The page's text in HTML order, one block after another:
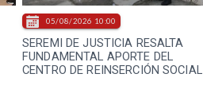
SEREMI DE JUSTICIA RESALTA
FUNDAMENTAL APORTE DEL
CENTRO DE REINSERCIÓN SOCIAL
05/08/2026 10:00